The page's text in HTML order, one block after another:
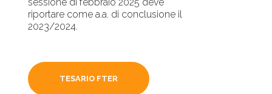
sessione di febbraio 2025 deve
riportare come a.a. di conclusione il
2023/2024.
TESARIO FTER